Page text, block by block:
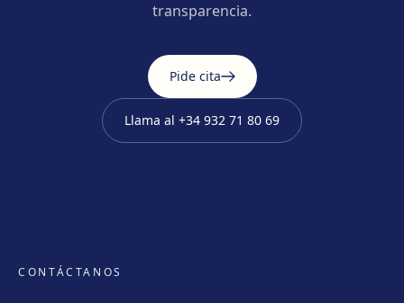
transparencia.
Pide cita
Llama al +34 932 71 80 69
CONTÁCTANOS